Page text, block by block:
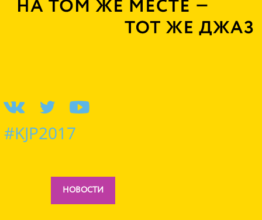
#KJP2017
НОВОСТИ